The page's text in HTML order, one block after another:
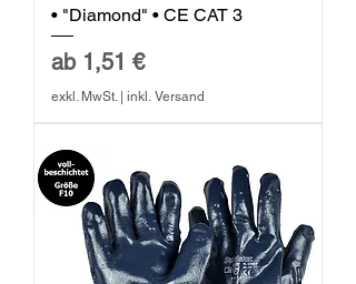
• "Diamond" • CE CAT 3
ab 1,51 €
Sale-Preis
exkl. MwSt. | inkl. Versand